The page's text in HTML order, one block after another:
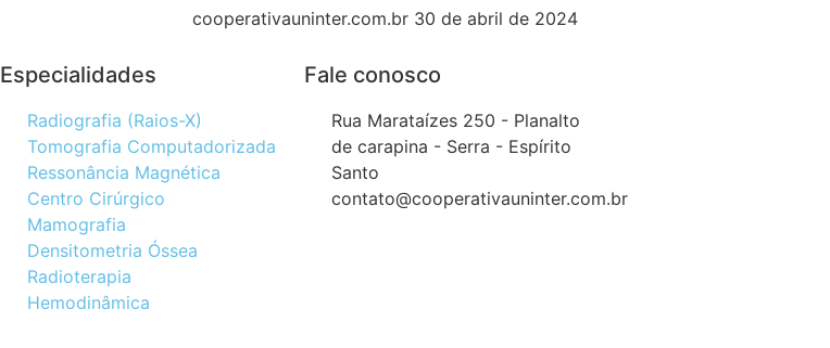
cooperativauninter.com.br 30 de abril de 2024
Especialidades
Radiografia (Raios-X)
Tomografia Computadorizada
Ressonância Magnética
Centro Cirúrgico
Mamografia
Densitometria Óssea
Radioterapia
Hemodinâmica
Fale conosco
Rua Marataízes 250 - Planalto
de carapina - Serra - Espírito
Santo
contato@cooperativauninter.com.br